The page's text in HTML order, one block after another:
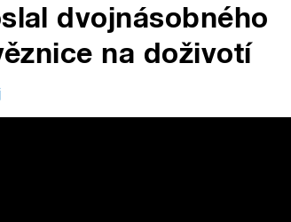
dvojnásobného
na doživotí